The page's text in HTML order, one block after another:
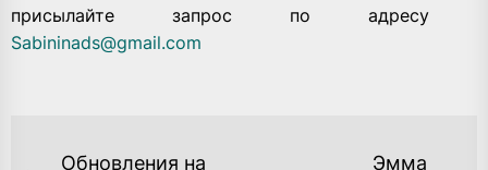
присылайте запрос по адресу
Sabininads@gmail.com
Обновления на
Эмма